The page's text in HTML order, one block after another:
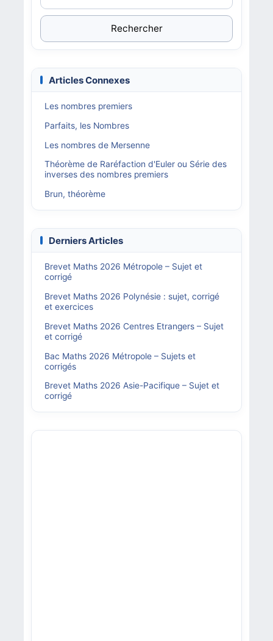
Rechercher
Articles Connexes
Les nombres premiers
Parfaits, les Nombres
Les nombres de Mersenne
Théorème de Raréfaction d'Euler ou Série des
inverses des nombres premiers
Brun, théorème
Derniers Articles
Brevet Maths 2026 Métropole – Sujet et
corrigé
Brevet Maths 2026 Polynésie : sujet, corrigé
et exercices
Brevet Maths 2026 Centres Etrangers – Sujet
et corrigé
Bac Maths 2026 Métropole – Sujets et
corrigés
Brevet Maths 2026 Asie-Pacifique – Sujet et
corrigé